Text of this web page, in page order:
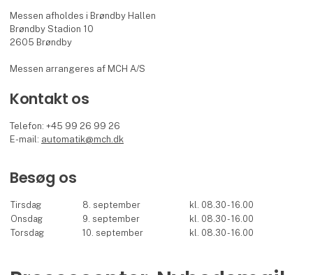
Messen afholdes i Brøndby Hallen
Brøndby Stadion 10
2605 Brøndby
Messen arrangeres af MCH A/S
Kontakt os
Telefon: +45 99 26 99 26
E-mail: automatik@mch.dk
Besøg os
Tirsdag 8. september
kl. 08.30 - 16.00
Onsdag
9. september
kl. 08.30 - 16.00
Torsdag
10. september kl. 08.30 - 16.00